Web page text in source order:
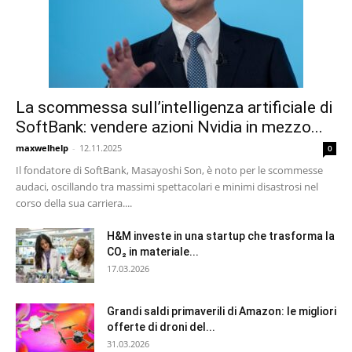
La scommessa sull’intelligenza artificiale di
SoftBank: vendere azioni Nvidia in mezzo...
maxwelhelp - 12.11.2025 0
Il fondatore di SoftBank, Masayoshi Son, è noto per le scommesse
audaci, oscillando tra massimi spettacolari e minimi disastrosi nel
corso della sua carriera....
H&M investe in una startup che trasforma la
CO₂ in materiale...
17.03.2026
Grandi saldi primaverili di Amazon: le migliori
offerte di droni del...
31.03.2026